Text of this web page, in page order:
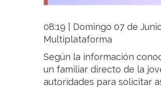
08:19 | Domingo 07 de
Multiplataforma
Según la información
un familiar directo de la
autoridades para solicitar